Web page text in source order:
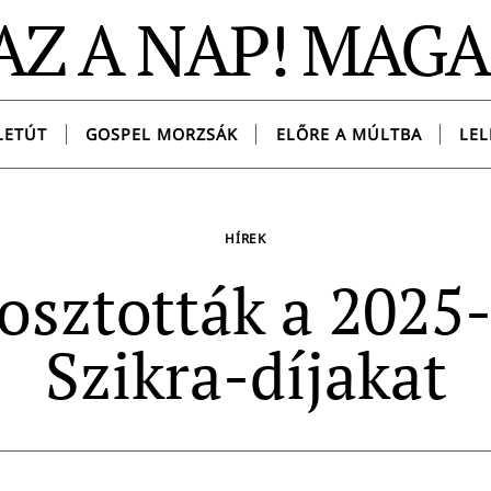
A NAP!
GOSPEL MORZSÁK ELŐRE A MÚLTBA
HÍREK
a
Szikra-díjakat